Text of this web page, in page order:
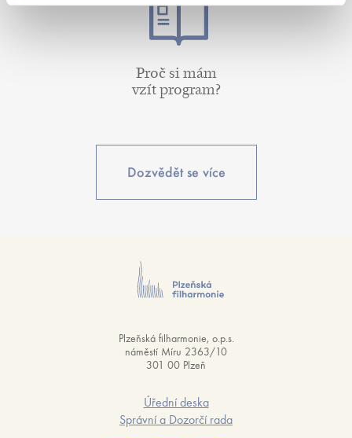
Proč si mám
vzít program?
Dozvědět se více
Plzeňská filharmonie, o.p.s.
náměstí Míru 2363/10
301 00 Plzeň
Úřední deska
Správní a Dozorčí rada